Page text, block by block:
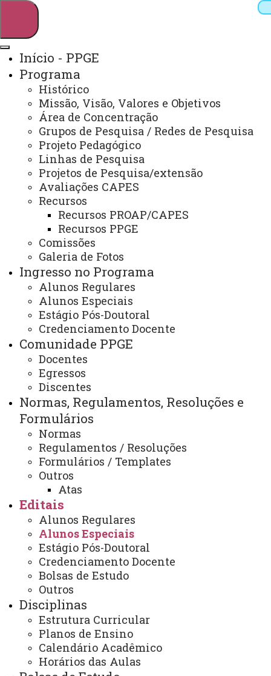
Webmail Sistemas
Telefones
Arquivo Virtual
Campus
Início - PPGE
Programa
Histórico
Missão, Visão, Valores e Objetivos
Área de Concentração
Grupos de Pesquisa / Redes de Pesquisa
Projeto Pedagógico
Linhas de Pesquisa
Projetos de Pesquisa/extensão
Avaliações CAPES
Recursos
Recursos PROAP/CAPES
Recursos PPGE
Comissões
Galeria de Fotos
Ingresso no Programa
Alunos Regulares
Alunos Especiais
Estágio Pós-Doutoral
Credenciamento Docente
Comunidade PPGE
Docentes
Egressos
Discentes
Normas, Regulamentos, Resoluções e
Formulários
Normas
Regulamentos / Resoluções
Formulários / Templates
Outros
Atas
Editais
Alunos Regulares
Alunos Especiais
Estágio Pós-Doutoral
Credenciamento Docente
Bolsas de Estudo
Outros
Disciplinas
Estrutura Curricular
Planos de Ensino
Calendário Acadêmico
Horários das Aulas
Mestrado e Doutorado em Educação
Edital 047 Errata do Edital de
resultado de aluno especial 2º
semestre
Edital 047/2024 PPGE - Errata resultado de aluno
especial
ATUALIZAÇÃO MAIS RECENTE: 21 DE NOVEMBRO
ACESSOS: 842
Segunda à sexta
08:00 às 11:30
13:30 às 17:00
E-mail:
cascavel.mestradoedu@unioeste.br
Você está aqui:Unioeste
PPGE - Pós Graduação em Educação
Alunos Especiais
Edital 047 Errata do Edital de resultado de aluno
especial 2º semestre